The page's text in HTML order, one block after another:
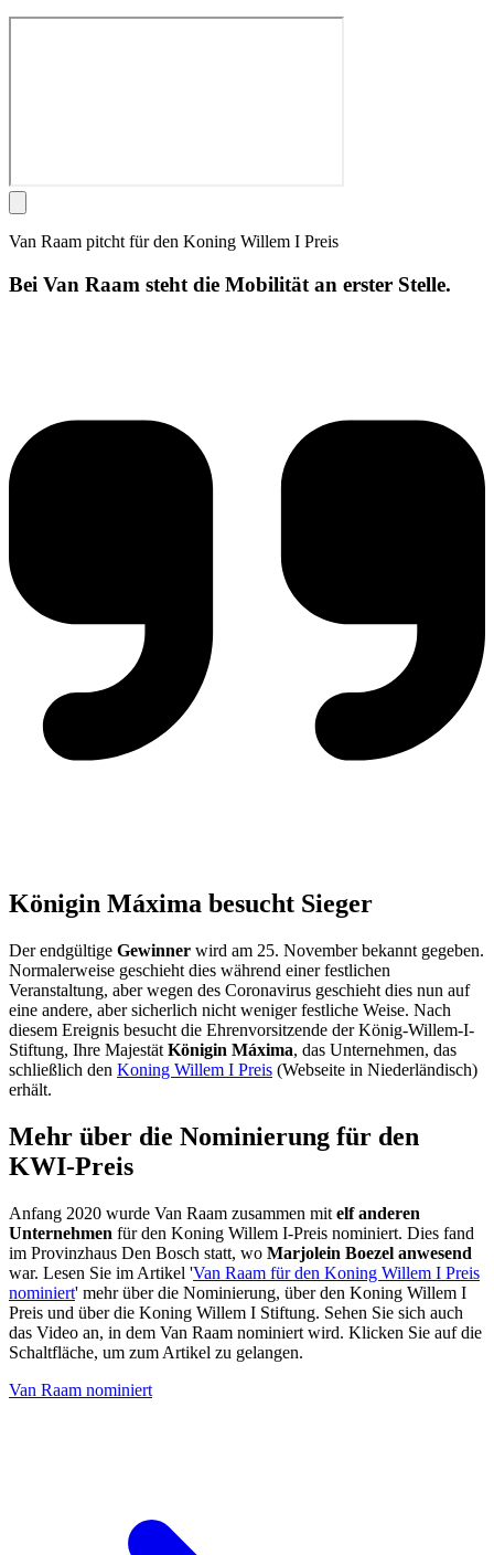
Van Raam pitcht für den Koning Willem I Preis
Bei Van Raam steht die Mobilität an erster Stelle.
Königin Máxima besucht Sieger
Der endgültige Gewinner wird am 25. November bekannt gegeben.
Normalerweise geschieht dies während einer festlichen
Veranstaltung, aber wegen des Coronavirus geschieht dies nun auf
eine andere, aber sicherlich nicht weniger festliche Weise. Nach
diesem Ereignis besucht die Ehrenvorsitzende der König-Willem-I-
Stiftung, Ihre Majestät Königin Máxima, das Unternehmen, das
schließlich den Koning Willem I Preis (Webseite in Niederländisch)
erhält.
Mehr über die Nominierung für den
KWI-Preis
Anfang 2020 wurde Van Raam zusammen mit elf anderen
Unternehmen für den Koning Willem I-Preis nominiert. Dies fand
im Provinzhaus Den Bosch statt, wo Marjolein Boezel anwesend
war. Lesen Sie im Artikel 'Van Raam für den Koning Willem I Preis
nominiert' mehr über die Nominierung, über den Koning Willem I
Preis und über die Koning Willem I Stiftung. Sehen Sie sich auch
das Video an, in dem Van Raam nominiert wird. Klicken Sie auf die
Schaltfläche, um zum Artikel zu gelangen.
Van Raam nominiert